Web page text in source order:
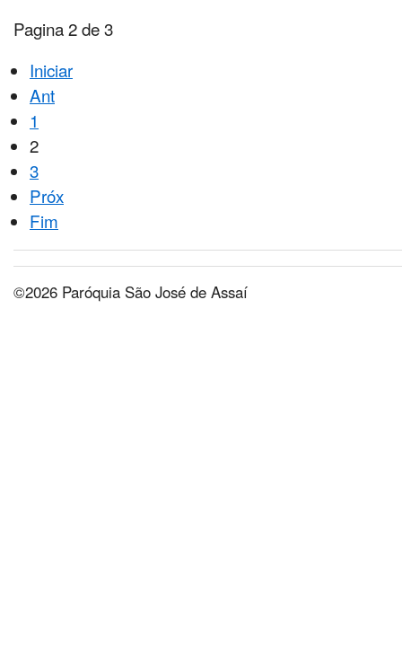
Pagina 2 de 3
Iniciar
Ant
1
2
3
Próx
Fim
©2026 Paróquia São José de Assaí